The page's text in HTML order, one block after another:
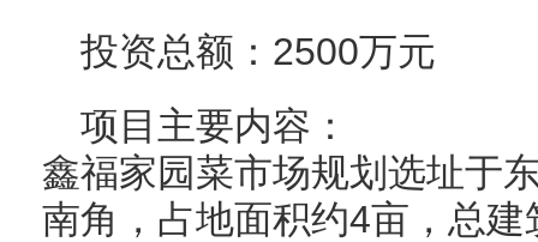
投资总额：2500万元
项目主要内容：
鑫福家园菜市场规划选址于
南角，占地面积约4亩，总